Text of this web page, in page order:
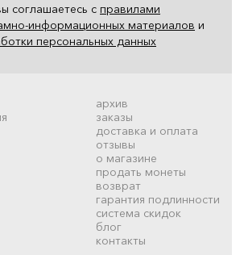
соглашаетесь с правилами
информационных материалов и
персональных данных
архив
заказы
доставка и оплата
отзывы
о магазине
продать монеты
возврат
гарантия подлинности
система скидок
блог
контакты